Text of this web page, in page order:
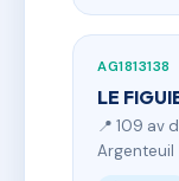
AG1813138
LE
📍 109 av
Argenteuil